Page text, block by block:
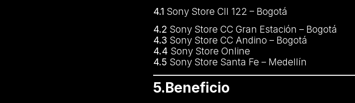
4.1 Sony Store Cll 122 – Bogotá
4.2 Sony Store CC Gran Estación – Bogotá
4.3 Sony Store CC Andino – Bogotá
4.4 Sony Store Online
4.5 Sony Store Santa Fe – Medellín
5.Beneficio